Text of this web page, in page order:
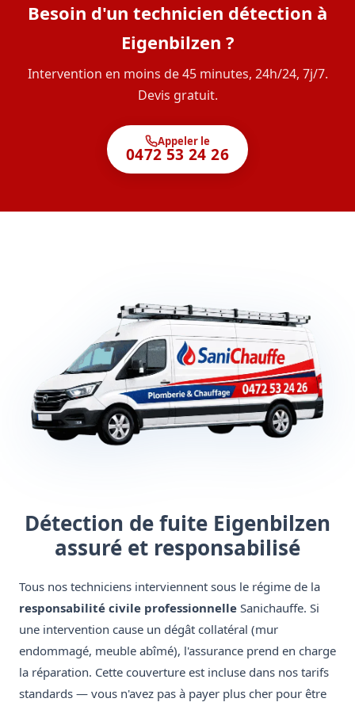
Besoin d'un technicien détection à
Eigenbilzen ?
Intervention en moins de 45 minutes, 24h/24, 7j/7.
Devis gratuit.
Appeler le
0472 53 24 26
Détection de fuite Eigenbilzen
assuré et responsabilisé
Tous nos techniciens interviennent sous le régime de la
responsabilité civile professionnelle Sanichauffe. Si
une intervention cause un dégât collatéral (mur
endommagé, meuble abîmé), l'assurance prend en charge
la réparation. Cette couverture est incluse dans nos tarifs
standards — vous n'avez pas à payer plus cher pour être